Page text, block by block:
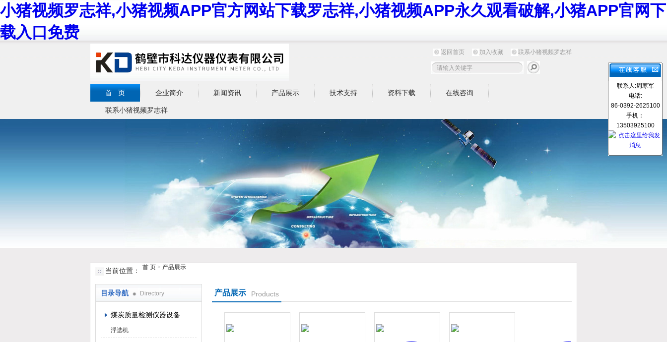
小猪视频罗志祥,小猪视频APP官方网站下载罗志祥,小猪视频APP永久观看破解,小猪APP官网下
载入口免费
鹤壁市小猪视频罗志祥仪器仪表有限公司
返回首页 加入收藏 联系小猪视频罗志祥
首 页 企业简介 新闻资讯 产品展示 技术支持 资料下载 在线咨询
联系小猪视频罗志祥
当前位置： 首 页 > 产品展示
目录导航 Directory
煤炭质量检测仪器设备
浮选机
产品展示 Products
联系人:周寒军
电话:
86-0392-2625100
手机：
13503925100